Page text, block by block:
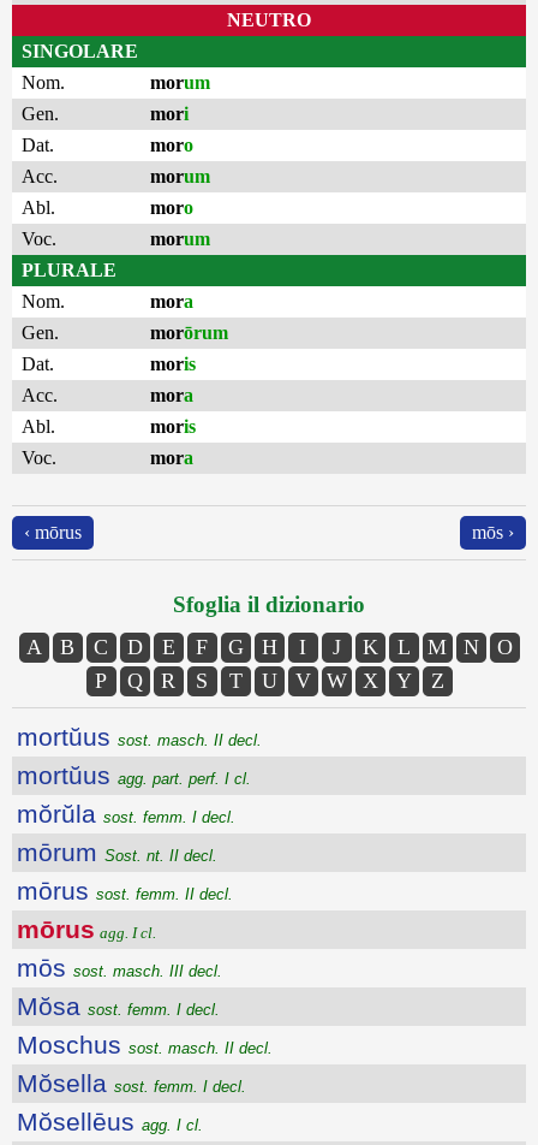
NEUTRO
SINGOLARE
Nom.
morum
Gen.
mori
Dat.
moro
Acc.
morum
Abl.
moro
Voc.
morum
PLURALE
Nom.
mora
Gen.
morōrum
Dat.
moris
Acc.
mora
Abl.
moris
Voc.
mora
‹ mōrus mōs ›
Sfoglia il dizionario
A B C D E F G H I J K L M N
O
P
Q R S T U V W X Y Z
mortŭus sost. masch. II decl.
mortŭus agg. part. perf. I cl.
mŏrŭla sost. femm. I decl.
mōrum Sost. nt. II decl.
mōrus sost. femm. II decl.
mōrus agg. I cl.
mōs sost. masch. III decl.
Mŏsa sost. femm. I decl.
Moschus sost. masch. II decl.
Mŏsella sost. femm. I decl.
Mŏsellēus agg. I cl.